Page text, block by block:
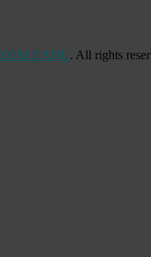
DANU. All rights